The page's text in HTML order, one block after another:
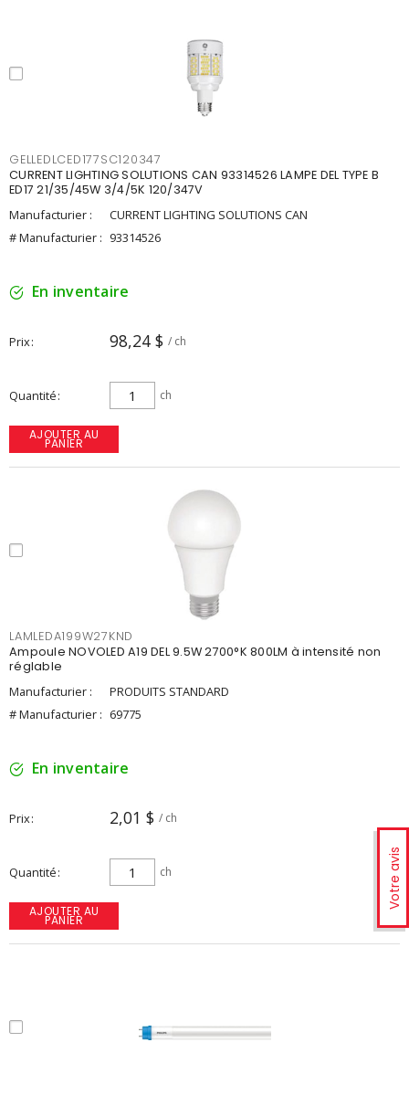
Votre avis
GELLEDLCED177SC120347
CURRENT LIGHTING SOLUTIONS CAN 93314526 LAMPE DEL TYPE B
ED17 21/35/45W 3/4/5K 120/347V
Manufacturier :
CURRENT LIGHTING SOLUTIONS CAN
# Manufacturier : 93314526
En inventaire
Prix 98,24 $ / ch
Quantité ch
AJOUTER AU
PANIER
LAMLEDA199W27KND
Ampoule NOVOLED A19 DEL 9.5W 2700°K 800LM à intensité non
réglable
Manufacturier :
PRODUITS STANDARD
# Manufacturier : 69775
En inventaire
Prix 2,01 $ / ch
Quantité ch
AJOUTER AU
PANIER